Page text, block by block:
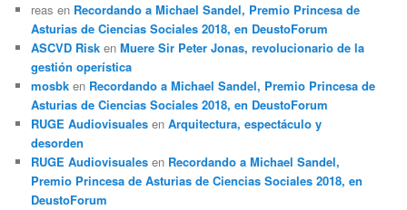
reas en Recordando a Michael Sandel, Premio Princesa de
Asturias de Ciencias Sociales 2018, en DeustoForum
ASCVD Risk enMuere Sir Peter Jonas, revolucionario de la
gestión operística
mosbk en Recordando a Michael Sandel, Premio Princesa de
Asturias de Ciencias Sociales 2018, en DeustoForum
RUGE Audiovisuales enArquitectura, espectáculo y
desorden
RUGE Audiovisuales en Recordando a Michael Sandel,
Premio Princesa de Asturias de Ciencias Sociales 2018, en
DeustoForum